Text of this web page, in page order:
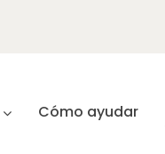
Cómo ayudar